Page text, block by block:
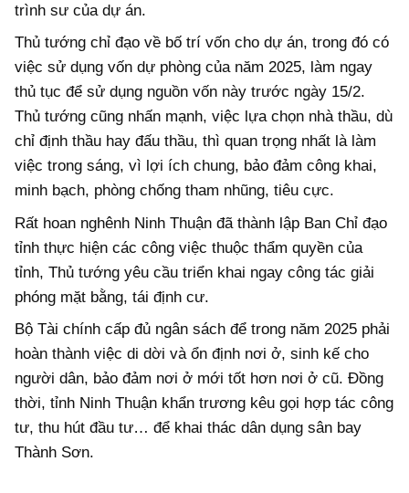
trình sư của dự án.
Thủ tướng chỉ đạo về bố trí vốn cho dự án, trong đó có
việc sử dụng vốn dự phòng của năm 2025, làm ngay
thủ tục để sử dụng nguồn vốn này trước ngày 15/2.
Thủ tướng cũng nhấn mạnh, việc lựa chọn nhà thầu, dù
chỉ định thầu hay đấu thầu, thì quan trọng nhất là làm
việc trong sáng, vì lợi ích chung, bảo đảm công khai,
minh bạch, phòng chống tham nhũng, tiêu cực.
Rất hoan nghênh Ninh Thuận đã thành lập Ban Chỉ đạo
tỉnh thực hiện các công việc thuộc thẩm quyền của
tỉnh, Thủ tướng yêu cầu triển khai ngay công tác giải
phóng mặt bằng, tái định cư.
Bộ Tài chính cấp đủ ngân sách để trong năm 2025 phải
hoàn thành việc di dời và ổn định nơi ở, sinh kế cho
người dân, bảo đảm nơi ở mới tốt hơn nơi ở cũ. Đồng
thời, tỉnh Ninh Thuận khẩn trương kêu gọi hợp tác công
tư, thu hút đầu tư… để khai thác dân dụng sân bay
Thành Sơn.